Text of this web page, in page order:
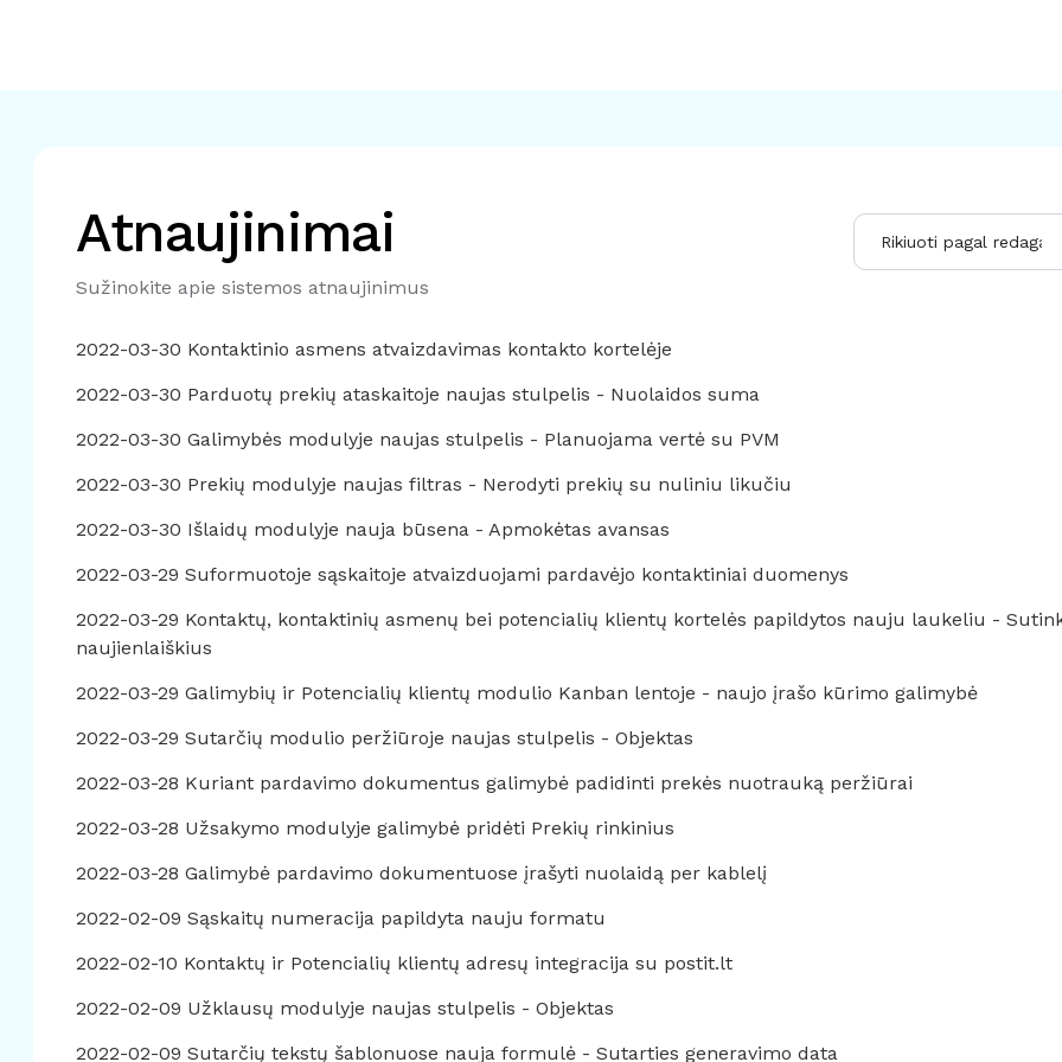
Atnaujinimai
Sužinokite apie sistemos atnaujinimus
2022-03-30 Kontaktinio asmens atvaizdavimas kontakto kortelėje
2022-03-30 Parduotų prekių ataskaitoje naujas stulpelis - Nuolaidos suma
2022-03-30 Galimybės modulyje naujas stulpelis - Planuojama vertė su PVM
2022-03-30 Prekių modulyje naujas filtras - Nerodyti prekių su nuliniu likučiu
2022-03-30 Išlaidų modulyje nauja būsena - Apmokėtas avansas
2022-03-29 Suformuotoje sąskaitoje atvaizduojami pardavėjo kontaktiniai duomenys
2022-03-29 Kontaktų, kontaktinių asmenų bei potencialių klientų kortelės papildytos nauju laukeliu -
naujienlaiškius
2022-03-29 Galimybių ir Potencialių klientų modulio Kanban lentoje - naujo įrašo kūrimo galimybė
2022-03-29 Sutarčių modulio peržiūroje naujas stulpelis - Objektas
2022-03-28 Kuriant pardavimo dokumentus galimybė padidinti prekės nuotrauką peržiūrai
2022-03-28 Užsakymo modulyje galimybė pridėti Prekių rinkinius
2022-03-28 Galimybė pardavimo dokumentuose įrašyti nuolaidą per kablelį
2022-02-09 Sąskaitų numeracija papildyta nauju formatu
2022-02-10 Kontaktų ir Potencialių klientų adresų integracija su postit.lt
2022-02-09 Užklausų modulyje naujas stulpelis - Objektas
2022-02-09 Sutarčių tekstų šablonuose nauja formulė - Sutarties generavimo data